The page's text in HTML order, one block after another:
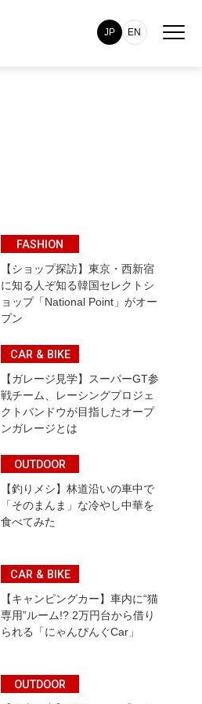
JP EN
FASHION
【ショップ探訪】東京・西新宿
に知る人ぞ知る韓国セレクトシ
ョップ「National Point」がオー
プン
CAR & BIKE
【ガレージ見学】スーパーGT参
戦チーム、レーシングプロジェ
クトバンドウが目指したオープ
ンガレージとは
OUTDOOR
【釣りメシ】林道沿いの車中で
「そのまんま」な冷やし中華を
食べてみた
CAR & BIKE
【キャンピングカー】車内に“猫
専用”ルーム!? 2万円台から借り
られる「にゃんぴんぐCar」
OUTDOOR